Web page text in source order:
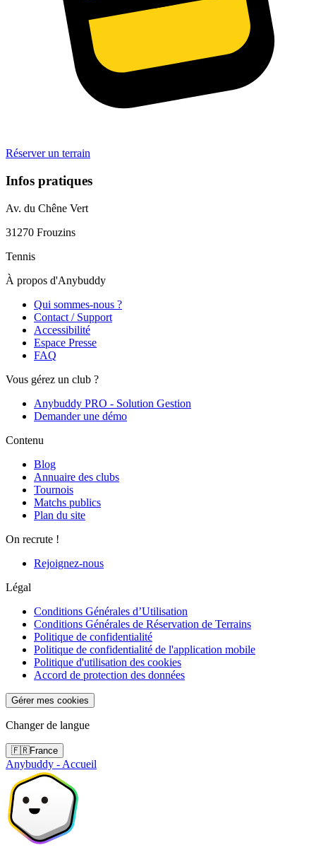
Réserver un terrain
Infos pratiques
Av. du Chêne Vert
31270 Frouzins
Tennis
À propos d'Anybuddy
Qui sommes-nous ?
Contact / Support
Accessibilité
Espace Presse
FAQ
Vous gérez un club ?
Anybuddy PRO - Solution Gestion
Demander une démo
Contenu
Blog
Annuaire des clubs
Tournois
Matchs publics
Plan du site
On recrute !
Rejoignez-nous
Légal
Conditions Générales d’Utilisation
Conditions Générales de Réservation de Terrains
Politique de confidentialité
Politique de confidentialité de l'application mobile
Politique d'utilisation des cookies
Accord de protection des données
Gérer mes cookies
Changer de langue
🇫🇷France
Anybuddy - Accueil